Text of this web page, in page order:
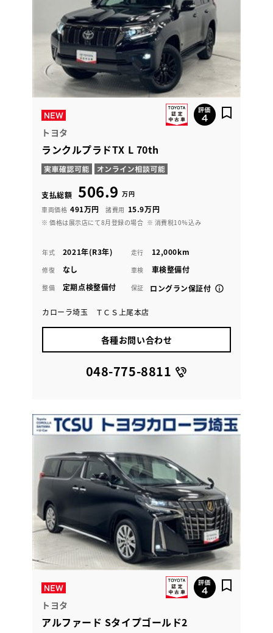
トヨタ
ランクルプラドTX L 70th
支払総額 506.9 万円
車両価格 491万円 諸費用 15.9万円
※ 価格は展示店にて8月登録の場合 ※ 消費税10％込み
年式 2021年(R3年) 走行 12,000km
修復 なし 車検 車検整備付
整備 定期点検整備付 保証 ロングラン保証付
カローラ埼玉 ＴＣＳ上尾本店
各種お問い合わせ
048-775-8811
トヨタ
アルファード Sタイプゴールド2